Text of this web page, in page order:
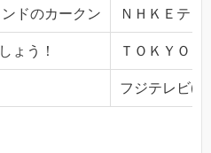
ドのカークン ＮＨＫＥテレ
ょう！ ＴＯＫＹＯ
フジテレビ